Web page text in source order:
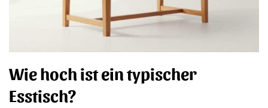
Wie hoch ist ein typischer
Esstisch?